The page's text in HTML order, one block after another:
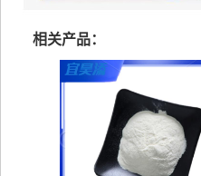
相关产品：